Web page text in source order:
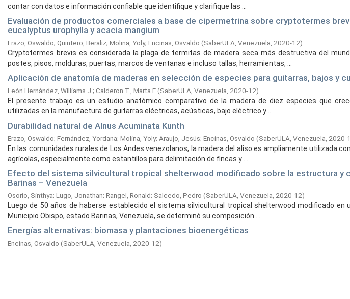
contar con datos e información confiable que identifique y clarifique las ...
Evaluación de productos comerciales a base de cipermetrina sobre cryptotermes
eucalyptus urophylla y acacia mangium
Erazo, Oswaldo; Quintero, Beraliz; Molina, Yoly; Encinas, Osvaldo (SaberULA, Venezuela, 2020-12)
Cryptotermes brevis es considerada la plaga de termitas de madera seca más destructiva del
postes, pisos, molduras, puertas, marcos de ventanas e incluso tallas, herramientas, ...
Aplicación de anatomía de maderas en selección de especies para guitarras, bajos y
León Hernández, Williams J. ; Calderon T., Marta F(SaberULA, Venezuela, 2020-12)
El presente trabajo es un estudio anatómico comparativo de la madera de diez especies que
utilizadas en la manufactura de guitarras eléctricas, acústicas, bajo eléctrico y ...
Durabilidad natural de Alnus Acuminata Kunth
Erazo, Oswaldo; Fernández, Yordana; Molina, Yoly; Araujo, Jesús; Encinas, Osvaldo (SaberULA, Venezuela, 2020-
En las comunidades rurales de Los Andes venezolanos, la madera del aliso es ampliamente utilizada
agrícolas, especialmente como estantillos para delimitación de fincas y ...
Efecto del sistema silvicultural tropical shelterwood modificado sobre la estructura y
Barinas – Venezuela
Osorio, Sinthya; Lugo, Jonathan; Rangel, Ronald; Salcedo, Pedro (SaberULA, Venezuela, 2020-12)
Luego de 50 años de haberse establecido el sistema silvicultural tropical shelterwood modificado en
Municipio Obispo, estado Barinas, Venezuela, se determinó su composición ...
Energías alternativas: biomasa y plantaciones bioenergéticas
Encinas, Osvaldo (SaberULA, Venezuela, 2020-12)